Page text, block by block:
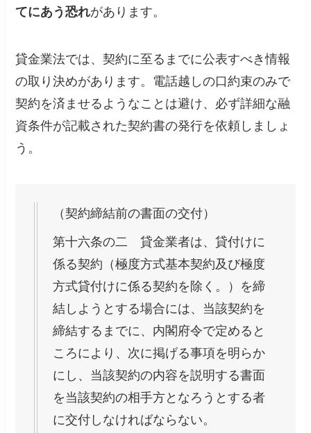
てにあう恐れがあります。
貸金業法では、契約に至るまでに公表すべき情報
の取り決めがあります。電話越しの口約束のみで
契約を済ませるようなことは避け、必ず詳細な融
資条件が記載された契約書の発行を依頼しましょ
う。
（契約締結前の書面の交付）
第十六条の二 貸金業者は、貸付けに
係る契約（極度方式基本契約及び極度
方式貸付けに係る契約を除く。）を締
結しようとする場合には、当該契約を
締結するまでに、内閣府令で定めると
ころにより、次に掲げる事項を明らか
にし、当該契約の内容を説明する書面
を当該契約の相手方となろうとする者
に交付しなければならない。